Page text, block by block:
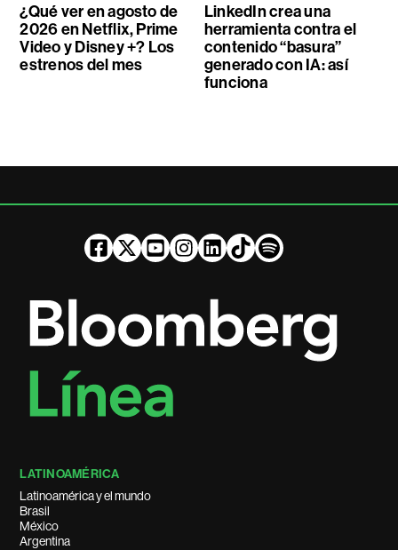
¿Qué ver en agosto de
2026 en Netflix, Prime
Video y Disney +? Los
estrenos del mes
LinkedIn crea una
herramienta contra el
contenido “basura”
generado con IA: así
funciona
LATINOAMÉRICA
Latinoamérica y el mundo
Brasil
México
Argentina